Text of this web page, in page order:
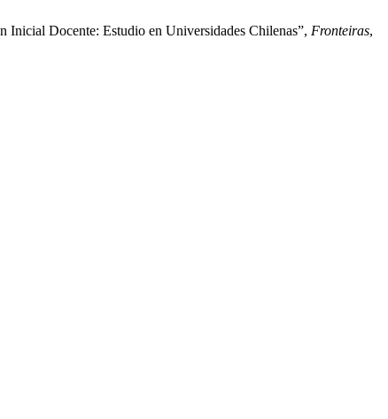
Inicial Docente: Estudio en Universidades Chilenas”, Fronteiras,